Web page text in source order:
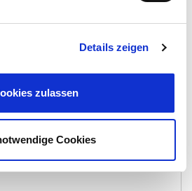
Details zeigen
zulassen
Cookies